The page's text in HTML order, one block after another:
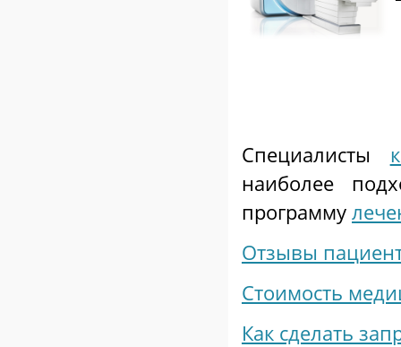
Специалисты
наиболее
программу
Отзывы
Стоимость
Как сделать